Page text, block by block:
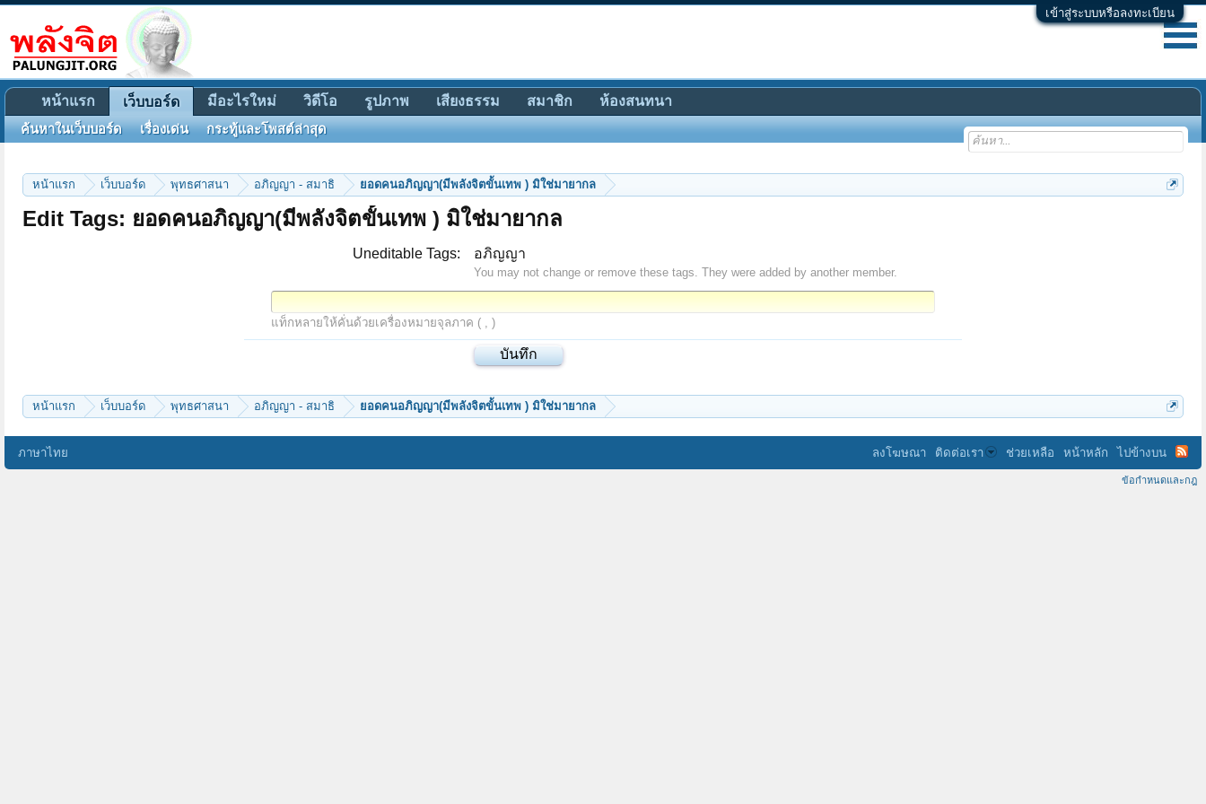
เข้าสู่ระบบหรือลงทะเบียน
หน้าแรก เว็บบอร์ด พุทธศาสนา อภิญญา - สมาธิ ยอดคนอภิญญา(มีพลังจิตขั้นเทพ ) มิใช่มายากล
Edit Tags: ยอดคนอภิญญา(มีพลังจิตขั้นเทพ ) มิใช่มายากล
Uneditable Tags: อภิญญา
You may not change or remove these tags. They were added by another member.
แท็กหลายให้คั่นด้วยเครื่องหมายจุลภาค ( , )
หน้าแรก เว็บบอร์ด พุทธศาสนา อภิญญา - สมาธิ ยอดคนอภิญญา(มีพลังจิตขั้นเทพ ) มิใช่มายากล
หน้าแรก เว็บบอร์ด
ค้นหาในเว็บบอร์ด เรื่องเด่น กระทู้และโพสต์ล่าสุด
มีอะไรใหม่ วิดีโอ รูปภาพ เสียงธรรม สมาชิก ห้องสนทนา
ภาษาไทย ลงโฆษณา ติดต่อเรา ช่วยเหลือ หน้าหลัก ไปข้างบน
ข้อกำหนดและกฎ